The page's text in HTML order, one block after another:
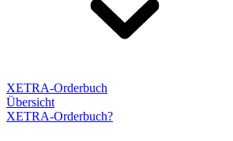
XETRA-Orderbuch
Übersicht
XETRA-Orderbuch?